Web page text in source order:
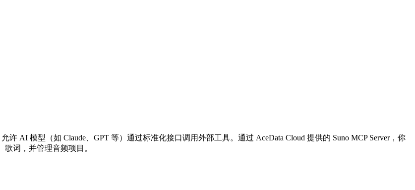
许 AI 模型（如 Claude、GPT 等）通过标准化接口调用外部工具。通过 AceData Cloud 提供的 Suno MCP Server，你
歌词，并管理音频项目。